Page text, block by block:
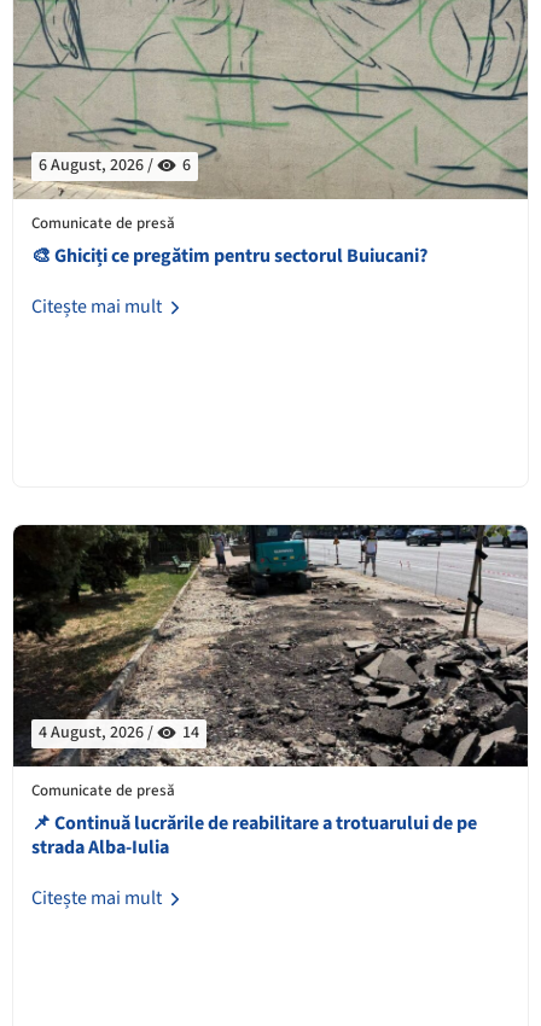
6 August, 2026 / 6
Comunicate de presă
🎨 Ghiciți ce pregătim pentru sectorul Buiucani?
Citește mai mult
4 August, 2026 / 14
Comunicate de presă
📌 Continuă lucrările de reabilitare a trotuarului de pe
strada Alba-Iulia
Citește mai mult